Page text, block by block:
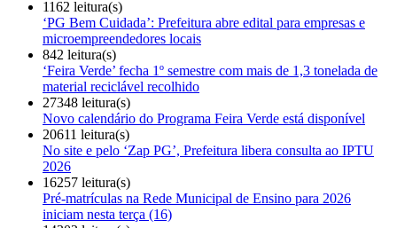
1162 leitura(s)
‘PG Bem Cuidada’: Prefeitura abre edital para empresas e
microempreendedores locais
842 leitura(s)
‘Feira Verde’ fecha 1º semestre com mais de 1,3 tonelada de
material reciclável recolhido
27348 leitura(s)
Novo calendário do Programa Feira Verde está disponível
20611 leitura(s)
No site e pelo ‘Zap PG’, Prefeitura libera consulta ao IPTU
2026
16257 leitura(s)
Pré-matrículas na Rede Municipal de Ensino para 2026
iniciam nesta terça (16)